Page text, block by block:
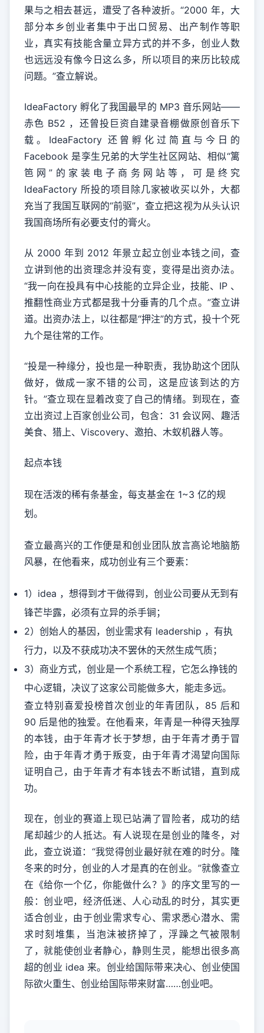
果与之相去甚远，遭受了各种波折。“2000 年，大
部分本乡创业者集中于出口贸易、出产制作等职
业，真实有技能含量立异方式的并不多，创业人数
也远远没有像今日这么多，所以项目的来历比较成
问题。”查立解说。
IdeaFactory 孵化了我国最早的 MP3 音乐网站——
赤色 B52 ，还曾投巨资自建录音棚做原创音乐下
载。IdeaFactory 还曾孵化过简直与今日的
Facebook 是孪生兄弟的大学生社区网站、相似“篱
笆网”的家装电子商务网站等，可是终究
IdeaFactory 所投的项目除几家被收买以外，大都
充当了我国互联网的“前驱”，查立把这视为从头认识
我国商场所有必要支付的膏火。
从 2000 年到 2012 年景立起立创业本钱之间，查
立讲到他的出资理念并没有变，变得是出资办法。
“我一向在投具有中心技能的立异企业，技能、IP 、
推翻性商业方式都是我十分垂青的几个点。”查立讲
道。出资办法上，以往都是“押注”的方式，投十个死
九个是往常的工作。
“投是一种缘分，投也是一种职责，我协助这个团队
做好，做成一家不错的公司，这是应该到达的方
针。”查立现在显着改变了自己的情绪。到现在，查
立出资过上百家创业公司，包含：31 会议网、趣活
美食、猎上、Viscovery、邀拍、木蚁机器人等。
起点本钱
现在活泼的稀有条基金，每支基金在 1~3 亿的规
划。
查立最高兴的工作便是和创业团队放言高论地脑筋
风暴，在他看来，成功创业有三个要素：
1）idea ，想得到才干做得到，创业公司要从无到有
锋芒毕露，必须有立异的杀手锏；
2）创始人的基因，创业需求有 leadership ，有执
行力，以及不获成功决不罢休的天然生成气质；
3）商业方式，创业是一个系统工程，它怎么挣钱的
中心逻辑，决议了这家公司能做多大，能走多远。
查立特别喜爱投榜首次创业的年青团队，85 后和
90 后是他的独爱。在他看来，年青是一种得天独厚
的本钱，由于年青才长于梦想，由于年青才勇于冒
险，由于年青才勇于叛变，由于年青才渴望向国际
证明自己，由于年青才有本钱去不断试错，直到成
功。
现在，创业的赛道上现已站满了冒险者，成功的结
尾却越少的人抵达。有人说现在是创业的隆冬，对
此，查立说道：“我觉得创业最好就在难的时分。隆
冬来的时分，创业的人才是真的在创业。”就像查立
在《给你一个亿，你能做什么？》的序文里写的一
般：创业吧，经济低迷、人心动乱的时分，其实更
适合创业，由于创业需求专心、需求悉心潜水、需
求时刻堆集，当泡沫被挤掉了，浮躁之气被限制
了，就能使创业者静心，静则生灵，能想出很多高
超的创业 idea 来。创业给国际带来决心、创业使国
际欲火重生、创业给国际带来财富……创业吧。